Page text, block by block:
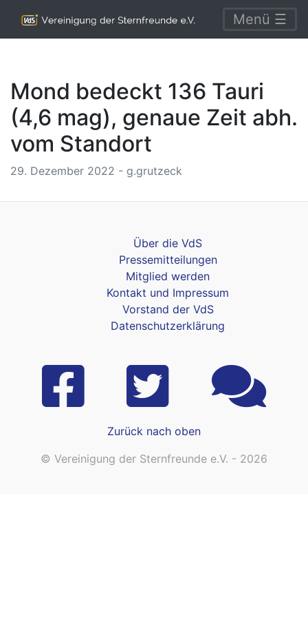
Menü ☰
Mond bedeckt 136 Tauri
(4,6 mag), genaue Zeit abh.
vom Standort
29. Dezember 2022 - g.grutzeck
Über die VdS
Pressemitteilungen
Mitglied werden
Kontakt und Impressum
Vorstand der VdS
Datenschutzerklärung
Zurück nach oben
© Vereinigung der Sternfreunde e.V. - 2026